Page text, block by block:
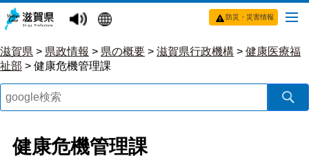
防災・災害情報
滋賀県 > 県政情報 > 県の概要 > 滋賀県行政機構 > 健康医療福
祉部 > 健康危機管理課
健康危機管理課